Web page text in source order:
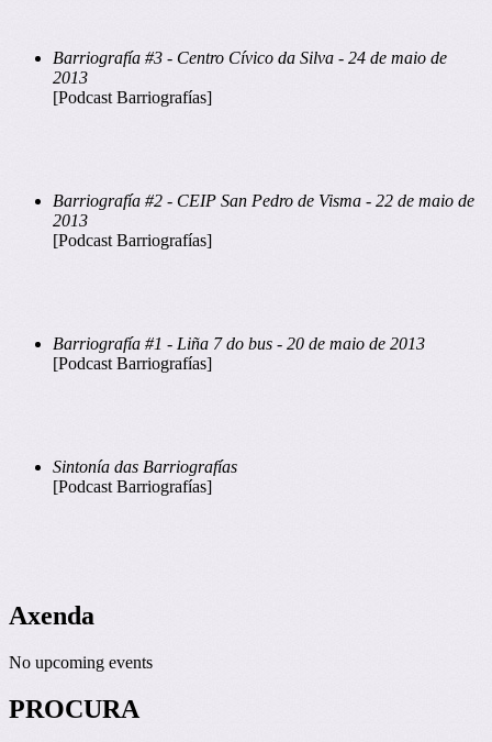
Barriografía #3 - Centro Cívico da Silva - 24 de maio de
2013
[Podcast Barriografías]
Barriografía #2 - CEIP San Pedro de Visma - 22 de maio de
2013
[Podcast Barriografías]
Barriografía #1 - Liña 7 do bus - 20 de maio de 2013
[Podcast Barriografías]
Sintonía das Barriografías
[Podcast Barriografías]
Axenda
No upcoming events
PROCURA